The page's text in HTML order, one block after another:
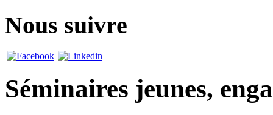
Nous suivre
Séminaires jeunes,